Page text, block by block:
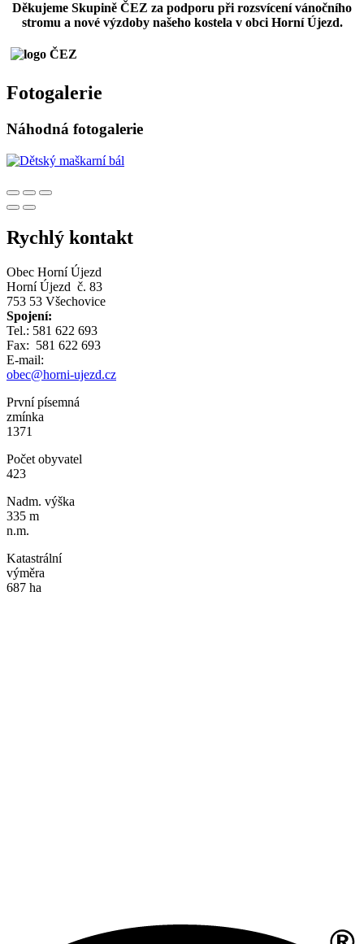
Děkujeme Skupině ČEZ za podporu při rozsvícení vánočního
stromu a nové výzdoby našeho kostela v obci Horní Újezd.
Fotogalerie
Náhodná fotogalerie
Rychlý kontakt
Obec Horní Újezd
Horní Újezd č. 83
753 53 Všechovice
Spojení:
Tel.: 581 622 693
Fax: 581 622 693
E-mail:
obec@horni-ujezd.cz
První písemná
zmínka
1371
Počet obyvatel
423
Nadm. výška
335 m
n.m.
Katastrální
výměra
687 ha